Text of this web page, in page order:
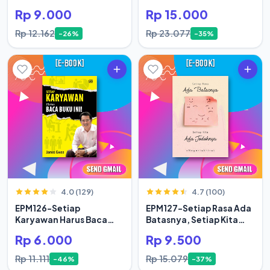
Rp 9.000
Rp 12.162 -26%
Rp 15.000
Rp 23.077 -35%
4.0 (129)
EPM126-Setiap
Karyawan Harus Baca
Rp 6.000
Rp 11.111 -46%
4.7 (100)
EPM127-Setiap Rasa Ada
Batasnya, Setiap Kita
Rp 9.500
Rp 15.079 -37%